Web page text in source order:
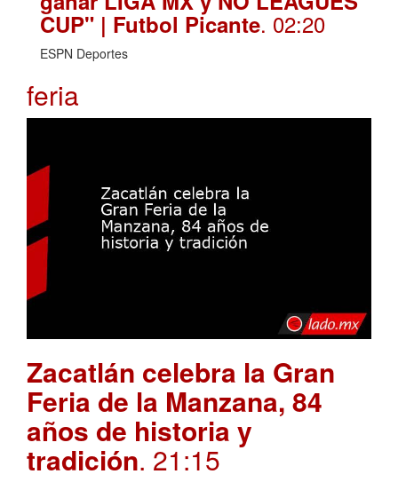
CUP" | Futbol Picante. 02:20
ESPN Deportes
feria
Zacatlán celebra la Gran
Feria de la Manzana, 84
años de historia y
tradición. 21:15